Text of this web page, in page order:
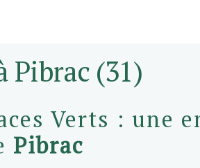
Pibrac (31)
Verts : une
Pibrac